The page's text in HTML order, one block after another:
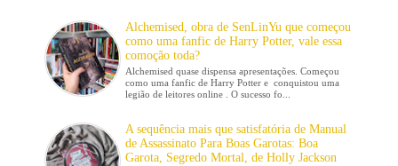
Alchemised, obra de SenLinYu que começou
como uma fanfic de Harry Potter, vale essa
comoção toda?
Alchemised quase dispensa apresentações. Começou
como uma fanfic de Harry Potter e conquistou uma
legião de leitores online . O sucesso fo...
A sequência mais que satisfatória de Manual
de Assassinato Para Boas Garotas: Boa
Garota, Segredo Mortal, de Holly Jackson